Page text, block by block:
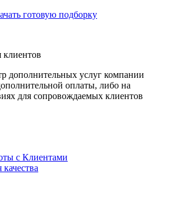
готовую подборку
дополнительных услуг компании
оплаты, либо на
для сопровождаемых клиентов
с Клиентами